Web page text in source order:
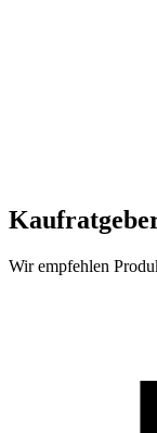
Wir empfehlen